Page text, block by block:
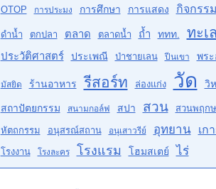
OTOP การประมง การศึกษา การแสดง กิจกรรม
ดำน้ำ ตกปลา ตลาด ตลาดน้ำ ถ้ำ ททท. ทะเล
ประวัติศาสตร์ ประเพณี ป่าชายเลน ปีนเขา พร
มัสยิด ร้านอาหาร รีสอร์ท ล่องแก่ง วัด วิ
สถาปัตยกรรม สนามกอล์ฟ สปา สวน สวนพฤก
หัตถกรรม อนุสรณ์สถาน อนุเสาวรีย์ อุทยาน เก
โรงงาน
โรงละคร โรงแรม โฮมสเตย์ ไร่